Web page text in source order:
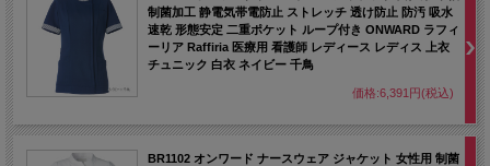
制菌加工 静電気帯電防止 ストレッチ 透け防止 防汚 吸水
速乾 形態安定 二重ポケット ループ付き ONWARD ラフィ
ーリア Raffiria 医療用 看護師 レディース レディス 上衣
チュニック 白衣 ネイビー 千鳥
価格:6,391円(税込)
BR1102 オンワード ナースウェア ジャケット 女性用 制菌